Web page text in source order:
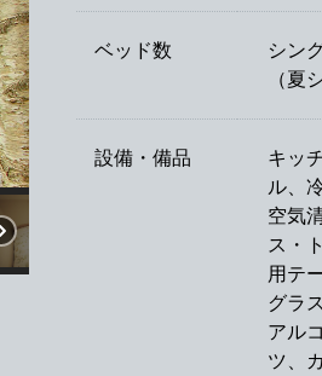
ベッド数
シン
（夏
設備・備品
キッ
ル、
空気
ス・
用テ
グラ
アル
ツ、